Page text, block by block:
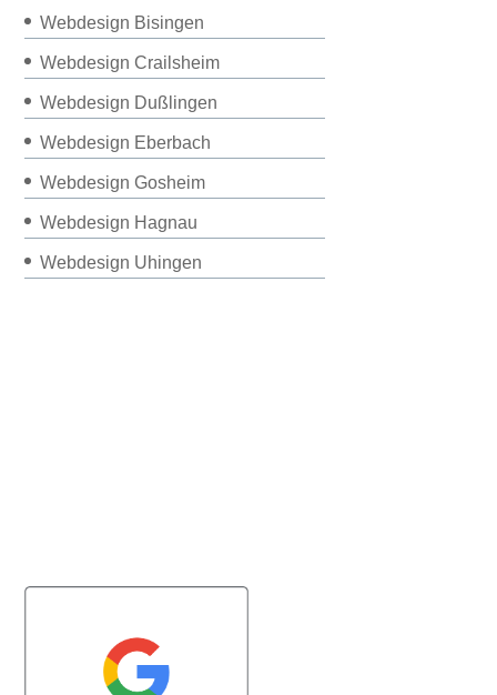
Webdesign Bisingen
Webdesign Crailsheim
Webdesign Dußlingen
Webdesign Eberbach
Webdesign Gosheim
Webdesign Hagnau
Webdesign Uhingen